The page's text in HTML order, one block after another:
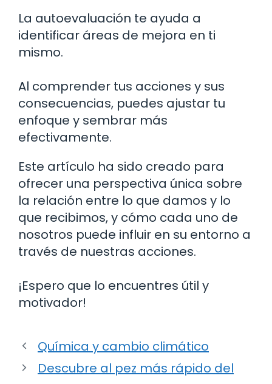
La autoevaluación te ayuda a
identificar áreas de mejora en ti
mismo.
Al comprender tus acciones y sus
consecuencias, puedes ajustar tu
enfoque y sembrar más
efectivamente.
Este artículo ha sido creado para
ofrecer una perspectiva única sobre
la relación entre lo que damos y lo
que recibimos, y cómo cada uno de
nosotros puede influir en su entorno a
través de nuestras acciones.
¡Espero que lo encuentres útil y
motivador!
Química y cambio climático
Descubre al pez más rápido del